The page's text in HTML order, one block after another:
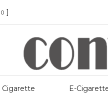
0 ]
Cigarette E-